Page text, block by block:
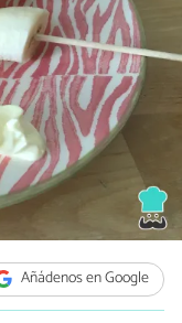
Añádenos en Google